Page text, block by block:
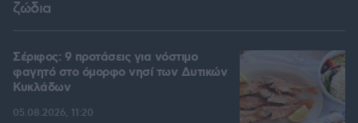
ζώδια
Σέριφος: 9 προτάσεις για νόστιμο
φαγητό στο όμορφο νησί των Δυτικών
Κυκλάδων
05.08.2026, 11:20